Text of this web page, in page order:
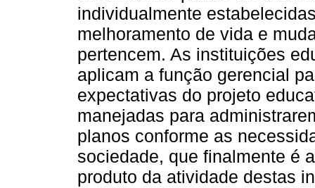
individualmente
melhoramento de vida e
pertencem. As instituições
aplicam a função gerencial
expectativas do projeto
manejadas para
planos conforme as
sociedade, que finalmente é
produto da atividade destas